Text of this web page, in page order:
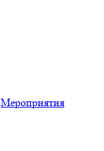
Мероприятия